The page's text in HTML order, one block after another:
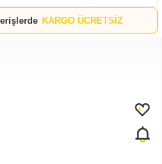
KARGO ÜCRETSİZ